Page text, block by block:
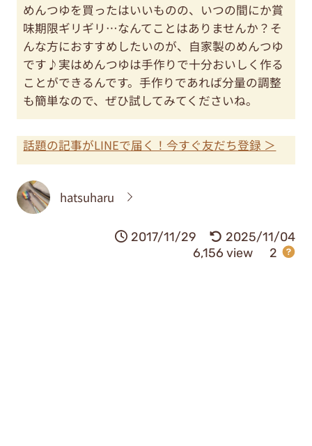
めんつゆを買ったはいいものの、いつの間にか賞
味期限ギリギリ…なんてことはありませんか？そ
んな方におすすめしたいのが、自家製のめんつゆ
です♪実はめんつゆは手作りで十分おいしく作る
ことができるんです。手作りであれば分量の調整
も簡単なので、ぜひ試してみてくださいね。
話題の記事がLINEで届く！今すぐ友だち登録 ＞
hatsuharu
2017/11/29
2025/11/04
6,156 view
2